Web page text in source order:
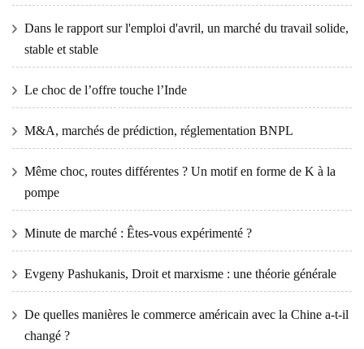
Dans le rapport sur l'emploi d'avril, un marché du travail solide,
stable et stable
Le choc de l’offre touche l’Inde
M&A, marchés de prédiction, réglementation BNPL
Même choc, routes différentes ? Un motif en forme de K à la
pompe
Minute de marché : Êtes-vous expérimenté ?
Evgeny Pashukanis, Droit et marxisme : une théorie générale
De quelles manières le commerce américain avec la Chine a-t-il
changé ?